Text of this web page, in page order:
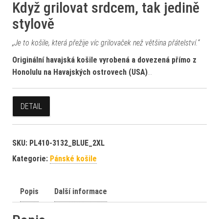
Když grilovat srdcem, tak jedině
stylově
„Je to košile, která přežije víc grilovaček než většina přátelství.“
Originální havajská košile vyrobená a dovezená přímo z
Honolulu na Havajských ostrovech (USA)
DETAIL
SKU: PL410-3132_BLUE_2XL
Kategorie: Pánské košile
Popis Další informace